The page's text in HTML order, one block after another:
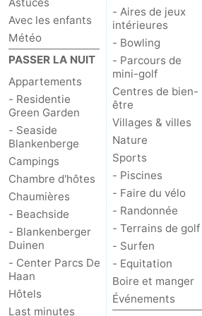
Avec les enfants
Météo
PASSER LA NUIT
Appartements
- Residentie
Green Garden
- Seaside
Blankenberge
Campings
Chambre d'hôtes
Chaumières
- Beachside
- Blankenberger
Duinen
- Center Parcs De
Haan
Hôtels
Last minutes
- Aires de jeux
intérieures
- Bowling
- Parcours de
mini-golf
Centres de bien-
être
Villages & villes
Nature
Sports
- Piscines
- Faire du vélo
- Randonnée
- Terrains de golf
- Surfen
- Equitation
Boire et manger
Événements